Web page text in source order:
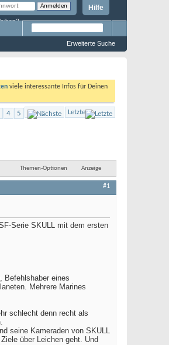
Hilfe
Erweiterte Suche
viele interessante Infos für Deinen
4 5 Letzte
Themen-Optionen Anzeige
#1
Serie SKULL mit dem ersten
Befehlshaber eines
Mehrere Marines
schlecht denn recht als
seine Kameraden von SKULL
über Leichen geht. Und